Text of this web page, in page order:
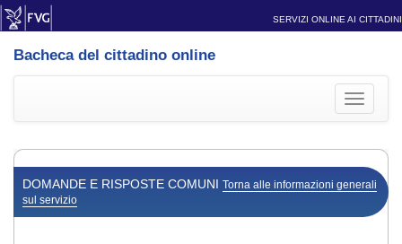
SERVIZI ONLINE AI CITTADINI
Bacheca del cittadino online
Toggle
DOMANDE E RISPOSTE COMUNI Torna alle informazioni generali
sul servizio